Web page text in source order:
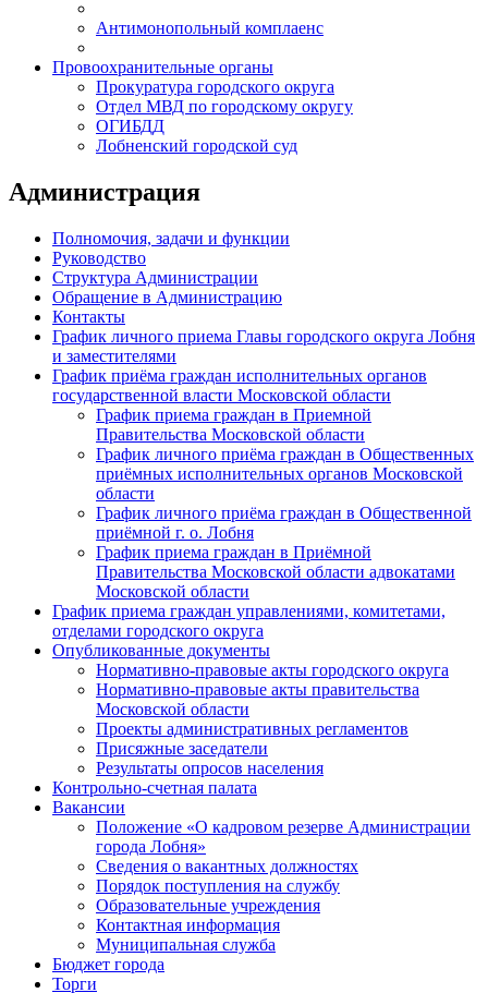
Антимонопольный комплаенс
Провоохранительные органы
Прокуратура городского округа
Отдел МВД по городскому округу
ОГИБДД
Лобненский городской суд
Администрация
Полномочия, задачи и функции
Руководство
Структура Администрации
Обращение в Администрацию
Контакты
График личного приема Главы городского округа Лобня
и заместителями
График приёма граждан исполнительных органов
государственной власти Московской области
График приема граждан в Приемной
Правительства Московской области
График личного приёма граждан в Общественных
приёмных исполнительных органов Московской
области
График личного приёма граждан в Общественной
приёмной г. о. Лобня
График приема граждан в Приёмной
Правительства Московской области адвокатами
Московской области
График приема граждан управлениями, комитетами,
отделами городского округа
Опубликованные документы
Нормативно-правовые акты городского округа
Нормативно-правовые акты правительства
Московской области
Проекты административных регламентов
Присяжные заседатели
Результаты опросов населения
Контрольно-счетная палата
Вакансии
Положение «О кадровом резерве Администрации
города Лобня»
Сведения о вакантных должностях
Порядок поступления на службу
Образовательные учреждения
Контактная информация
Муниципальная служба
Бюджет города
Торги